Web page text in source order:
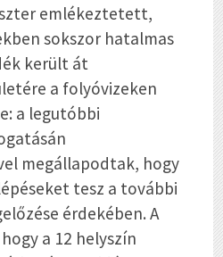
emlékeztetett,
sokszor hatalmas
került át
a folyóvizeken
a legutóbbi
megállapodtak, hogy
tesz a további
érdekében. A
a 12 helyszín